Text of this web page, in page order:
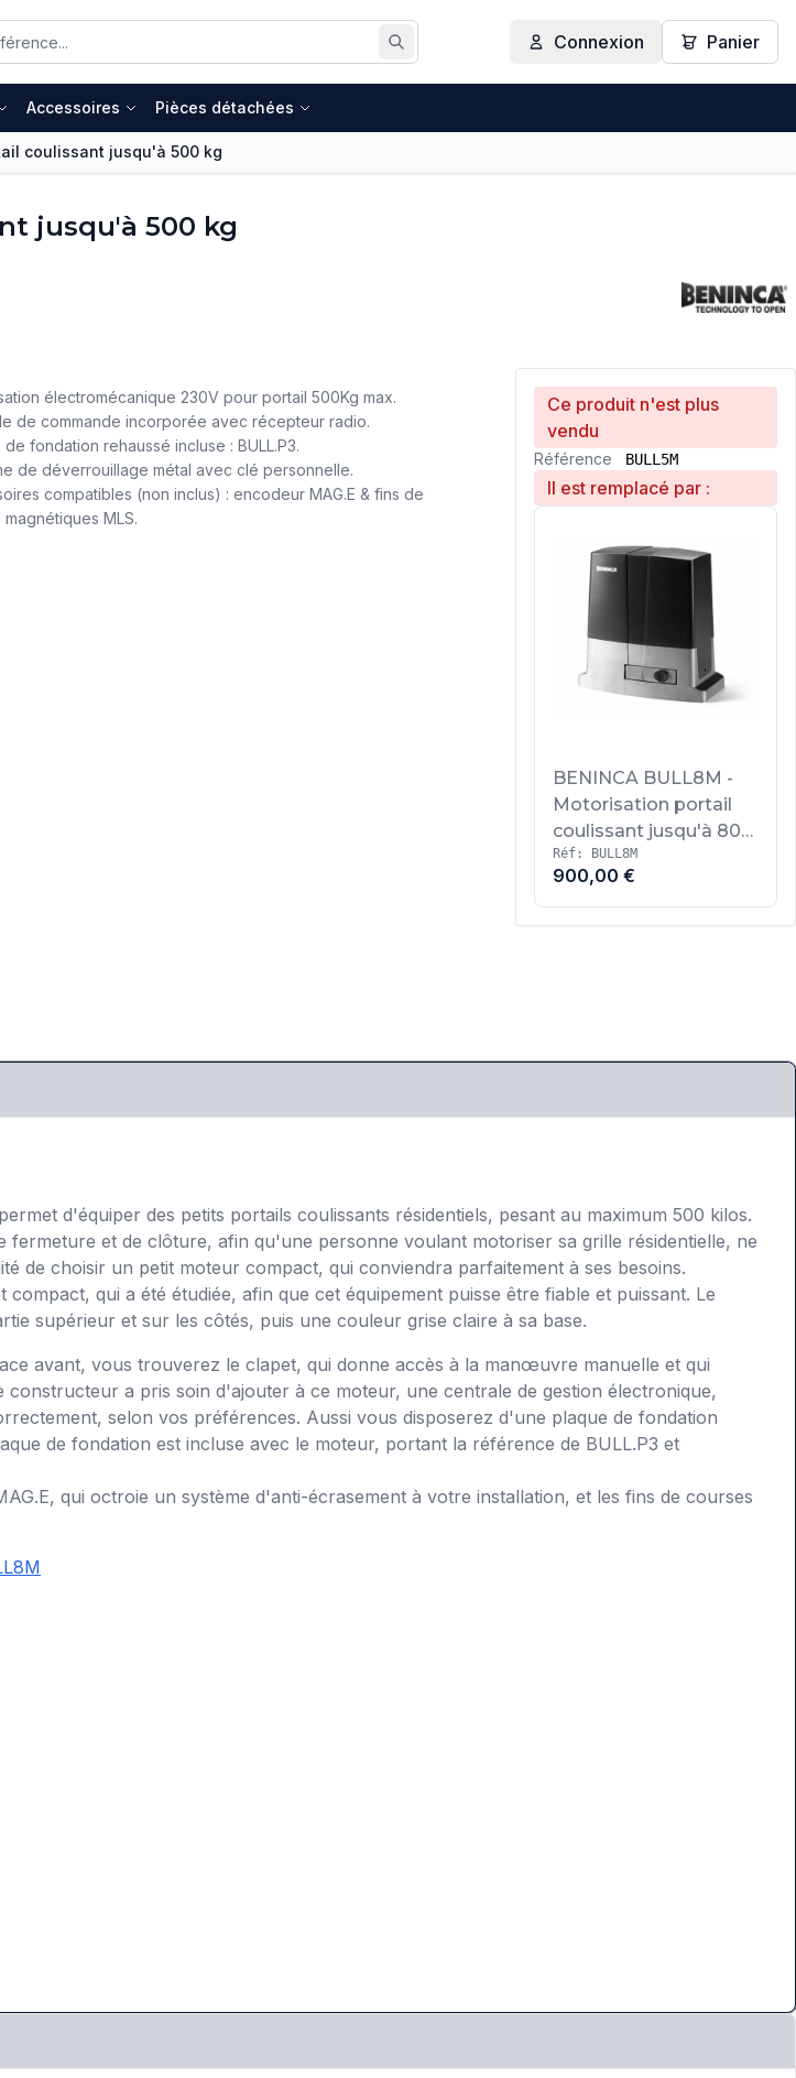
Rechercher
Connexion Panier
Accessoires Pièces détachées
coulissant jusqu'à 500 kg
jusqu'à 500 kg
Ce produit n'est plus
vendu
Référence BULL5M
Il est remplacé par :
BENINCA BULL8M -
Motorisation portail
coulissant jusqu'à 800
kg
Réf: BULL8M
900,00 €
électromécanique 230V pour portail 500Kg max.
de commande incorporée avec récepteur radio.
de fondation rehaussé incluse : BULL.P3.
de déverrouillage métal avec clé personnelle.
compatibles (non inclus) : encodeur MAG.E & fins de
MLS.
d'équiper des petits portails coulissants résidentiels, pesant au maximum 500 kilos.
et de clôture, afin qu'une personne voulant motoriser sa grille résidentielle, ne
de choisir un petit moteur compact, qui conviendra parfaitement à ses besoins.
qui a été étudiée, afin que cet équipement puisse être fiable et puissant. Le
supérieur et sur les côtés, puis une couleur grise claire à sa base.
avant, vous trouverez le clapet, qui donne accès à la manœuvre manuelle et qui
a pris soin d'ajouter à ce moteur, une centrale de gestion électronique,
selon vos préférences. Aussi vous disposerez d'une plaque de fondation
de fondation est incluse avec le moteur, portant la référence de BULL.P3 et
qui octroie un système d'anti-écrasement à votre installation, et les fins de courses